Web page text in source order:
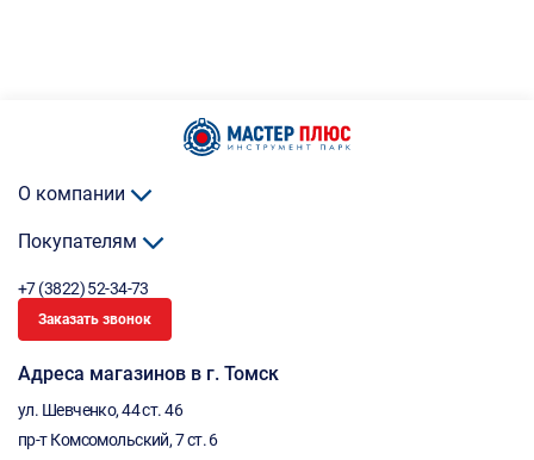
О компании
Покупателям
+7 (3822) 52-34-73
Заказать звонок
Адреса магазинов в г. Томск
ул. Шевченко, 44 ст. 46
пр-т Комсомольский, 7 ст. 6